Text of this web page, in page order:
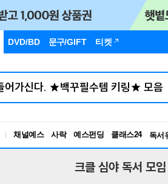
DVD/BD 문구/GIFT 티켓
채널예스 사락 예스펀딩 클래스24
독서
RBTI
크클 심야 독서 모임